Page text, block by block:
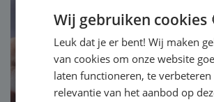
Artikel
Wij gebruiken cookies
Leuk dat je er bent! Wij maken
van cookies om onze website
laten functioneren, te verbeteren
relevantie van het aanbod op